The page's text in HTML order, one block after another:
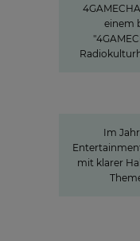
einem
Im
mit klarer